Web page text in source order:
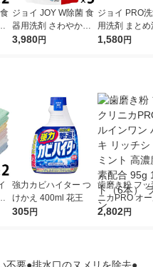
ジョイ JOY W除菌 食
器用洗剤 さわやか微
香 詰め替え 超ジャン
3,980円
ジョイ PRO
用洗剤 まと
詰め替え 特
1,580円
強力カビハイター つ
けかえ 400ml 花王
305円
歯磨き粉 フッ
ニカPRO オ
ワン ハミガキ
2,802円